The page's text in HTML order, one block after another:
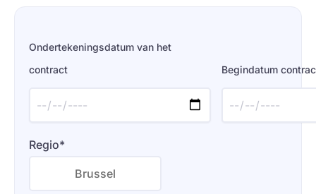
Ondertekeningsdatum van het
contract
Begindatum
Regio*
Brussel